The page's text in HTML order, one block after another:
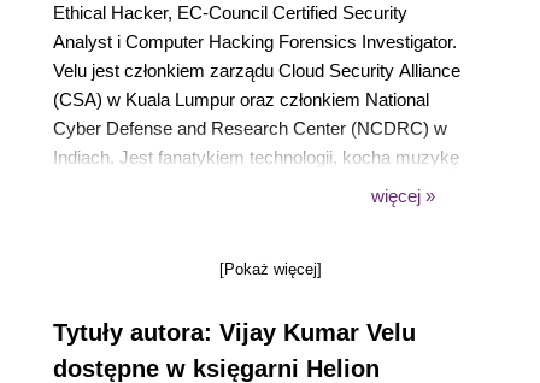
Ethical Hacker, EC-Council Certified Security
Analyst i Computer Hacking Forensics Investigator.
Velu jest członkiem zarządu Cloud Security Alliance
(CSA) w Kuala Lumpur oraz członkiem National
Cyber Defense and Research Center (NCDRC) w
Indiach. Jest fanatykiem technologii, kocha muzykę
i chętnie angażuje się w działalność charytatywną.
więcej »
[Pokaż więcej]
Tytuły autora: Vijay Kumar Velu
dostępne w księgarni Helion